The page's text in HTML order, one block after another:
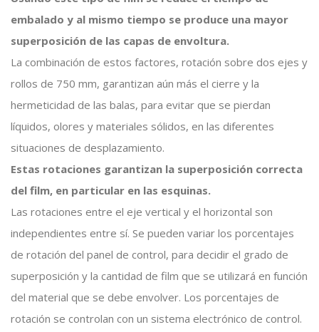
embalado y al mismo tiempo se produce una mayor
superposición de las capas de envoltura.
La combinación de estos factores, rotación sobre dos ejes y
rollos de 750 mm, garantizan aún más el cierre y la
hermeticidad de las balas, para evitar que se pierdan
líquidos, olores y materiales sólidos, en las diferentes
situaciones de desplazamiento.
Estas rotaciones garantizan la superposición correcta
del film, en particular en las esquinas.
Las rotaciones entre el eje vertical y el horizontal son
independientes entre sí. Se pueden variar los porcentajes
de rotación del panel de control, para decidir el grado de
superposición y la cantidad de film que se utilizará en función
del material que se debe envolver. Los porcentajes de
rotación se controlan con un sistema electrónico de control.